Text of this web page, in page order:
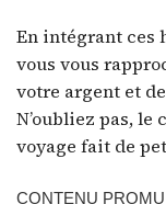
En intégrant ces
vous vous
votre argent et
N’oubliez pas,
voyage fait de